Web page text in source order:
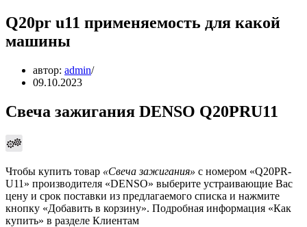
Q20pr u11 применяемость для какой
машины
автор: admin
09.10.2023
Свеча зажигания DENSO Q20PRU11
Чтобы купить товар «Свеча зажигания» с номером «Q20PR-
U11» производителя «DENSO» выберите устраивающие Вас
цену и срок поставки из предлагаемого списка и нажмите
кнопку «Добавить в корзину». Подробная информация «Как
купить» в разделе Клиентам